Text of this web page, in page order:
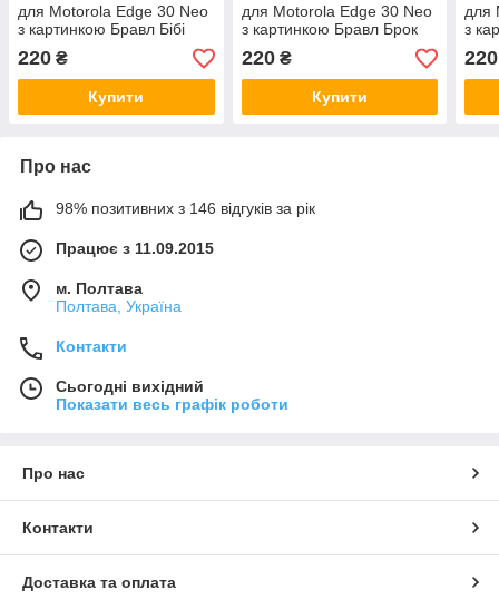
для Motorola Edge 30 Neo
з картинкою Бравл Бібі
220 ₴
Купити
для Motorola Edge 30 Neo
з картинкою Бравл Брок
220₴
Купити
для
з
220
Про нас
98% позитивних з 146 відгуків за рік
Працює з 11.09.2015
м. Полтава
Полтава, Україна
Контакти
Сьогодні вихідний
Показати весь графік роботи
Про нас
Контакти
Доставка та оплата